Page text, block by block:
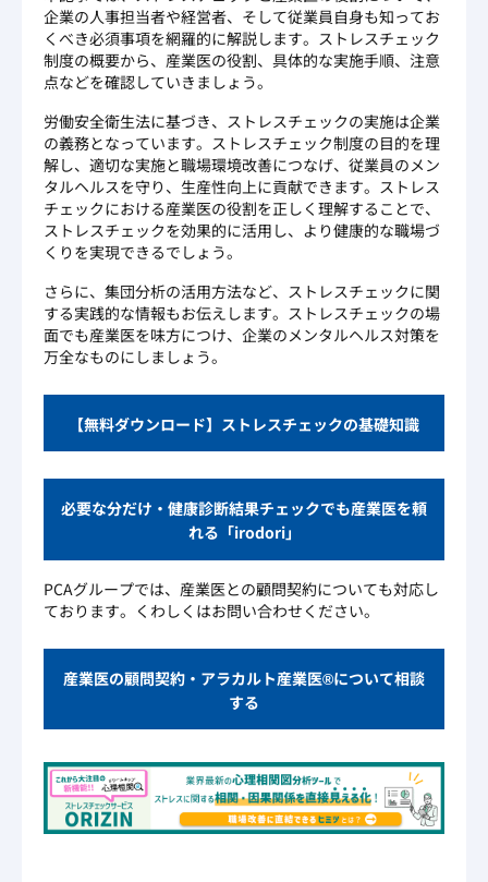
企業の人事担当者や経営者、そして従業員自身も知ってお
くべき必須事項を網羅的に解説します。ストレスチェック
制度の概要から、産業医の役割、具体的な実施手順、注意
点などを確認していきましょう。
労働安全衛生法に基づき、ストレスチェックの実施は企業
の義務となっています。ストレスチェック制度の目的を理
解し、適切な実施と職場環境改善につなげ、従業員のメン
タルヘルスを守り、生産性向上に貢献できます。ストレス
チェックにおける産業医の役割を正しく理解することで、
ストレスチェックを効果的に活用し、より健康的な職場づ
くりを実現できるでしょう。
さらに、集団分析の活用方法など、ストレスチェックに関
する実践的な情報もお伝えします。ストレスチェックの場
面でも産業医を味方につけ、企業のメンタルヘルス対策を
万全なものにしましょう。
【無料ダウンロード】ストレスチェックの基礎知識
必要な分だけ・健康診断結果チェックでも産業医を頼
れる「irodori」
PCAグループでは、産業医との顧問契約についても対応し
ております。くわしくはお問い合わせください。
産業医の顧問契約・アラカルト産業医®について相談
する